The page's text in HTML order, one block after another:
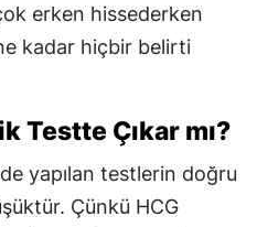
erken hissederken
kadar hiçbir belirti
Testte Çıkar mı?
yapılan testlerin doğru
Çünkü HCG